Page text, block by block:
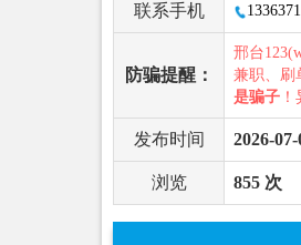
联系手机
防骗提醒：
邢台
兼职、刷
是骗子
发布时间 2026-
浏览 855 次